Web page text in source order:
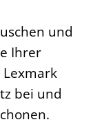
und
Ihrer
bei und